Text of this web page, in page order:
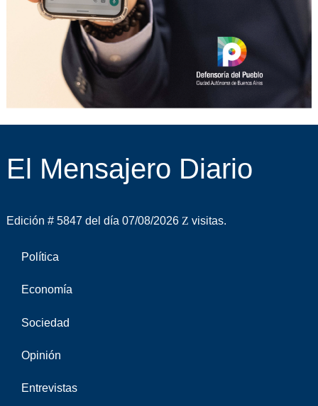
El Mensajero Diario
Edición # 5847 del día 07/08/2026 visitas.
Política
Economía
Sociedad
Opinión
Entrevistas